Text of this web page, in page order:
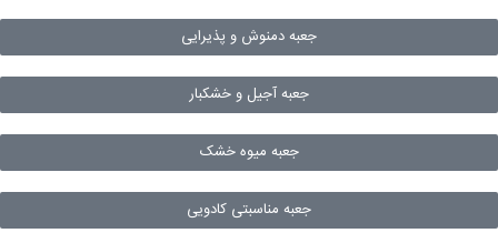
جعبه دمنوش و پذیرایی
جعبه آجیل و خشکبار
جعبه میوه خشک
جعبه مناسبتی کادویی